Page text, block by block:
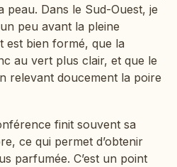
peau. Dans le Sud-Ouest, je
peu avant la pleine
est bien formé, que la
au vert plus clair, et que le
relevant doucement la poire
finit souvent sa
ce qui permet d’obtenir
parfumée. C’est un point